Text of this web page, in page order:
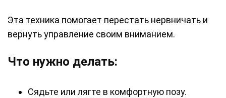
Эта техника помогает перестать нервничать и
вернуть управление своим вниманием.
Что нужно делать:
Сядьте или лягте в комфортную позу.